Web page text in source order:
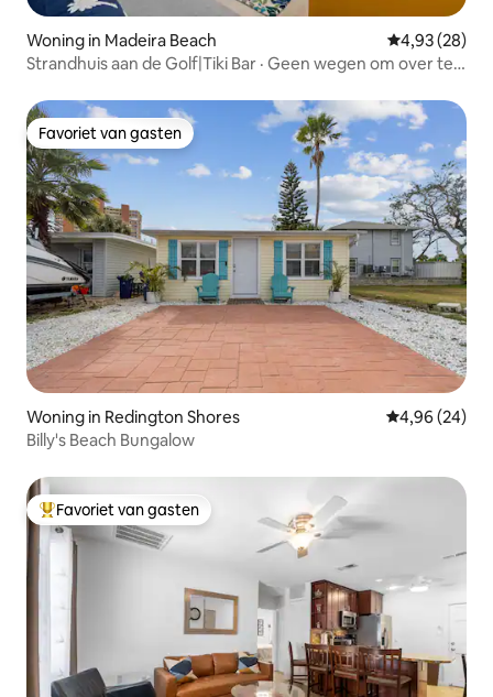
Woning in Madeira Beach Gemiddelde
4,93 (28)
Strandhuis aan de Golf|Tiki Bar · Geen wegen om over te
Favoriet van gasten
Favoriet van gasten
Woning in Redington Shores Gemiddelde
4,96 (24)
Billy's Beach Bungalow
Topfavoriet van gasten
Favoriet van gasten